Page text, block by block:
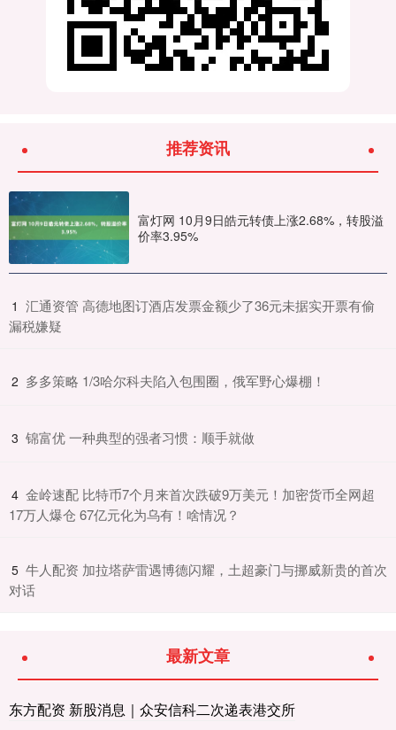
推荐资讯
富灯网 10月9日皓元转债上涨2.68%，转股溢
价率3.95%
1 ​汇通资管 高德地图订酒店发票金额少了36元未据实开票有偷
漏税嫌疑
2 ​多多策略 1/3哈尔科夫陷入包围圈，俄军野心爆棚！
3 ​锦富优 一种典型的强者习惯：顺手就做
4 ​金岭速配 比特币7个月来首次跌破9万美元！加密货币全网超
17万人爆仓 67亿元化为乌有！啥情况？
5 ​牛人配资 加拉塔萨雷遇博德闪耀，土超豪门与挪威新贵的首次
对话
最新文章
东方配资 新股消息｜众安信科二次递表港交所